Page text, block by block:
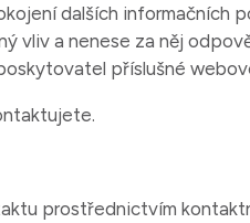
dalších informačních
vliv a nenese za něj
příslušné
prostřednictvím